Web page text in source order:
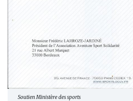
Soutien Ministère des sports